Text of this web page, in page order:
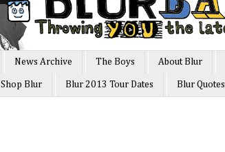
News Archive The Boys About Blur
Shop Blur Blur 2013 Tour Dates Blur Quotes